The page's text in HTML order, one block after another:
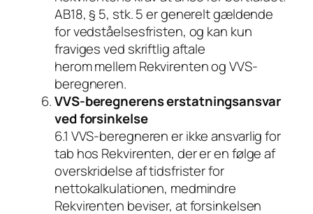
AB18, § 5, stk. 5 er generelt gældende
for vedståelsesfristen, og kan kun
fraviges ved skriftlig aftale
herom mellem Rekvirenten og VVS-
beregneren.
VVS-beregnerens erstatningsansvar
ved forsinkelse
6.1 VVS-beregneren er ikke ansvarlig for
tab hos Rekvirenten, der er en følge af
overskridelse af tidsfrister for
nettokalkulationen, medmindre
Rekvirenten beviser, at forsinkelsen